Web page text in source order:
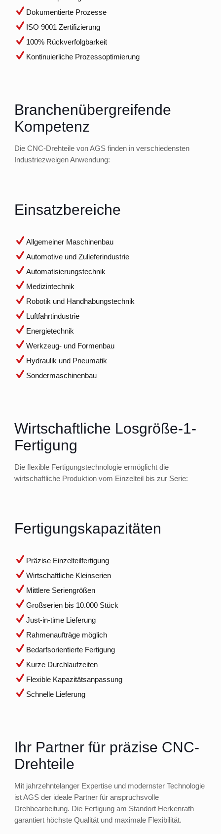
Dokumentierte Prozesse
ISO 9001 Zertifizierung
100% Rückverfolgbarkeit
Kontinuierliche Prozessoptimierung
Branchenübergreifende
Kompetenz
Die CNC-Drehteile von AGS finden in verschiedensten
Industriezweigen Anwendung:
Einsatzbereiche
Allgemeiner Maschinenbau
Automotive und Zulieferindustrie
Automatisierungstechnik
Medizintechnik
Robotik und Handhabungstechnik
Luftfahrtindustrie
Energietechnik
Werkzeug- und Formenbau
Hydraulik und Pneumatik
Sondermaschinenbau
Wirtschaftliche Losgröße-1-
Fertigung
Die flexible Fertigungstechnologie ermöglicht die
wirtschaftliche Produktion vom Einzelteil bis zur Serie:
Fertigungskapazitäten
Präzise Einzelteilfertigung
Wirtschaftliche Kleinserien
Mittlere Seriengrößen
Großserien bis 10.000 Stück
Just-in-time Lieferung
Rahmenaufträge möglich
Bedarfsorientierte Fertigung
Kurze Durchlaufzeiten
Flexible Kapazitätsanpassung
Schnelle Lieferung
Ihr Partner für präzise CNC-
Drehteile
Mit jahrzehntelanger Expertise und modernster Technologie
ist AGS der ideale Partner für anspruchsvolle
Drehbearbeitung. Die Fertigung am Standort Herkenrath
garantiert höchste Qualität und maximale Flexibilität.